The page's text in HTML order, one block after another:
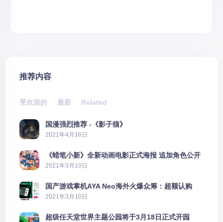
推荐内容
受欢迎的 最新 Related
国漫强烈推荐 -《影子猫》
2021年4月16日
《蜡笔小新》全新动画电影正式海报 追加角色公开
2021年3月10日
国产游戏掌机AYA Neo海外火爆众筹：超额认购
2606%
2021年3月10日
超级任天堂世界主题公园将于3月18日正式开园